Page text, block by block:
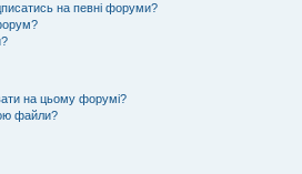
на певні форуми?
на цьому форумі?
файли?